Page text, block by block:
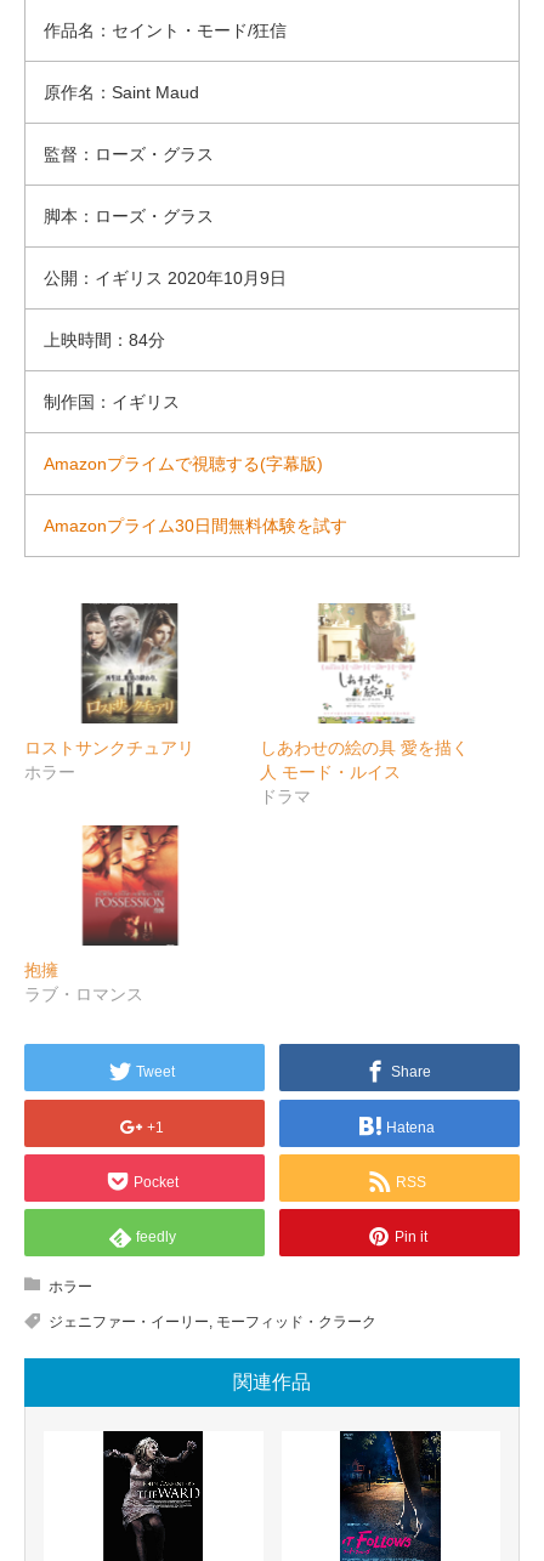
作品名：セイント・モード/狂信
原作名：Saint Maud
監督：ローズ・グラス
脚本：ローズ・グラス
公開：イギリス 2020年10月9日
上映時間：84分
制作国：イギリス
Amazonプライムで視聴する(字幕版)
Amazonプライム30日間無料体験を試す
ロストサンクチュアリ
ホラー
しあわせの絵の具 愛を描く
人 モード・ルイス
ドラマ
抱擁
ラブ・ロマンス
Tweet Share
+1 Hatena
Pocket RSS
feedly Pin it
ホラー
ジェニファー・イーリー モーフィッド・クラーク
関連作品